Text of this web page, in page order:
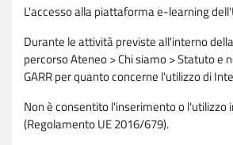
L'accesso alla piattaforma e-learning
Durante le attività previste all'interno
percorso Ateneo > Chi siamo > Statuto e
GARR per quanto concerne l'utilizzo di
Non è consentito l'inserimento o
(Regolamento UE 2016/679).